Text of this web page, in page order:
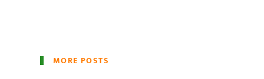
MORE POSTS